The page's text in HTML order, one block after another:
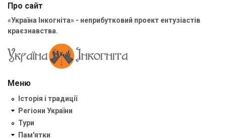
Про сайт
«Україна Інкогніта» - неприбутковий проект ентузіастів
краєзнавства.
Меню
Історія і традиції
Регіони України
Тури
Пам'ятки